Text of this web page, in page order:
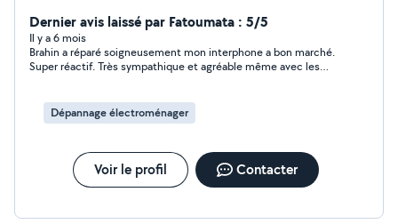
Dernier avis laissé par Fatoumata : 5/5
Il y a 6 mois
Brahin a réparé soigneusement mon interphone a bon marché.
Super réactif. Très sympathique et agréable même avec les
Dépannage électroménager
Voir le profil Contacter